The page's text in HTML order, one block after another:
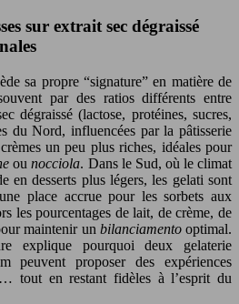
sur extrait sec dégraissé
sa propre “signature” en matière de
par des ratios différents entre
dégraissé (lactose, protéines, sucres,
du Nord, influencées par la pâtisserie
un peu plus riches, idéales pour
ounocciola. Dans le Sud, où le climat
en desserts plus légers, les gelati sont
place accrue pour les sorbets aux
les pourcentages de lait, de crème, de
maintenir un bilanciamentooptimal.
explique pourquoi deux gelaterie
peuvent proposer des expériences
tout en restant fidèles à l’esprit du